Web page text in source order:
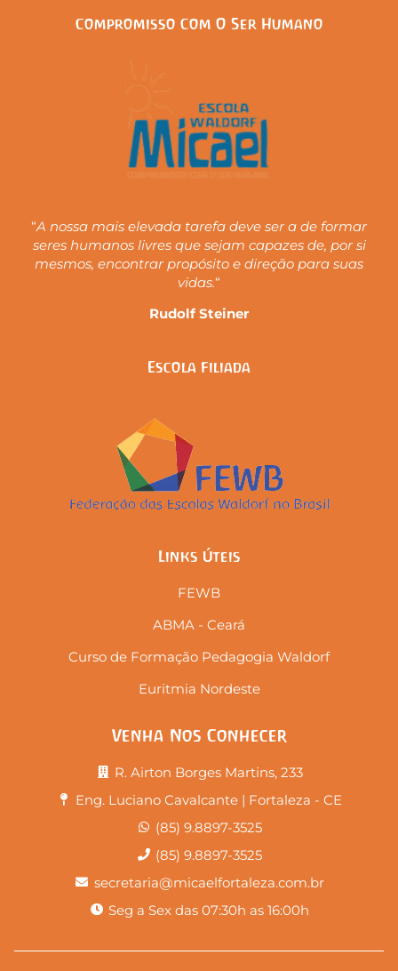
Compromisso Com O Ser Humano
“A nossa mais elevada tarefa deve ser a de formar
seres humanos livres que sejam capazes de, por si
mesmos, encontrar propósito e direção para suas
vidas.“
Rudolf Steiner
Escola Filiada
Links Úteis
FEWB
ABMA - Ceará
Curso de Formação Pedagogia Waldorf
Euritmia Nordeste
Venha Nos Conhecer
R. Airton Borges Martins, 233
Eng. Luciano Cavalcante | Fortaleza - CE
(85) 9.8897-3525
(85) 9.8897-3525
secretaria@micaelfortaleza.com.br
Seg a Sex das 07:30h as 16:00h